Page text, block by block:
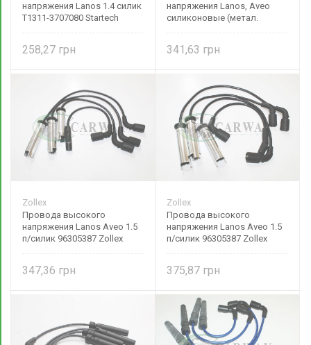
напряжения Lanos 1.4 силик
T1311-3707080 Startech
258,27
напряжения Lanos, Aveo
силиконовые (метал.
341,63
Zollex
Провода высокого
напряжения Lanos Aveo 1.5
п/силик 96305387 Zollex
347,36
Zollex
Провода высокого
напряжения Lanos Aveo 1.5
п/силик 96305387 Zollex
375,87